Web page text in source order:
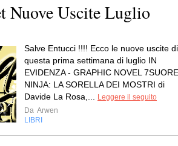
Nuove Uscite Luglio
Salve Entucci !!!! Ecco le nuove uscite di
questa prima settimana di luglio IN
EVIDENZA - GRAPHIC NOVEL 7SUORE
NINJA: LA SORELLA DEI MOSTRI di
Davide La Rosa,...
Leggere il seguito
Da Arwen
LIBRI